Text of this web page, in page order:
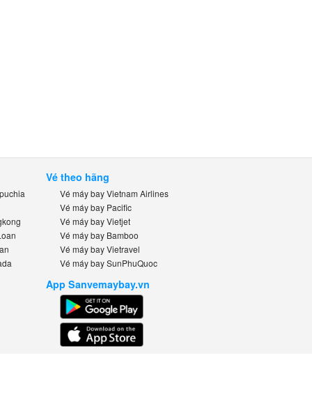
Vé theo hãng
Vé máy bay Vietnam Airlines
Vé máy bay Pacific
Vé máy bay Vietjet
Vé máy bay Bamboo
Vé máy bay Vietravel
Vé máy bay SunPhuQuoc
App Sanvemaybay.vn